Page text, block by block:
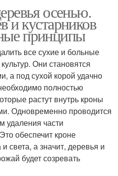
осенью.
и кустарников
принципы
все сухие и больные
Они становятся
а под сухой корой удачно
полностью
растут внутрь кроны
Одновременно проводится
удаления части
обеспечит кроне
света, а значит, деревья и
будет созревать